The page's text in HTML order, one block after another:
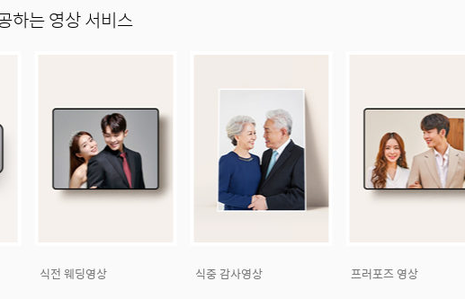
하는 영상 서비스
식전 웨딩영상 식중 감사영상 프러포즈 영상